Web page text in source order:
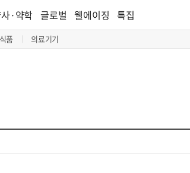
품 의료기기
·약학 글로벌 웰에이징 특집